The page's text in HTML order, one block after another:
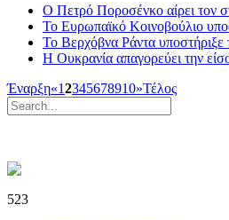
Ο Πετρό Ποροσένκο αίρει τον
Το Ευρωπαϊκό Κοινοβούλιο
Το Βερχόβνα Ράντα υποστήριξε
Η Ουκρανία απαγορεύει την
Έναρξη«12345678910»Τέλος
523